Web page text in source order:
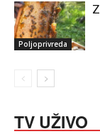
Poljoprivreda
TV UŽIVO